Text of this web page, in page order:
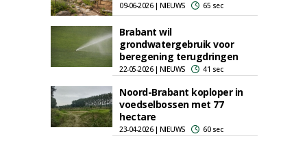
09-06-2026 | NIEUWS 65 sec
Brabant wil
grondwatergebruik voor
beregening terugdringen
22-05-2026 | NIEUWS 41 sec
Noord-Brabant koploper in
voedselbossen met 77
hectare
23-04-2026 | NIEUWS 60 sec